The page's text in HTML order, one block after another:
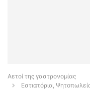
Αετοί της γαστρονομίας
Εστιατόρια,